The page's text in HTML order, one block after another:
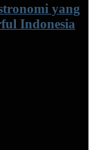
yang
Indonesia